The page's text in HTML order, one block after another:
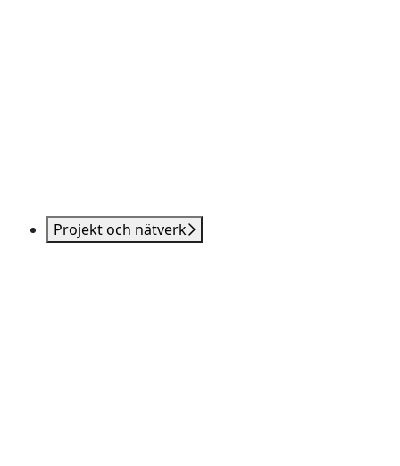
Projekt och nätverk